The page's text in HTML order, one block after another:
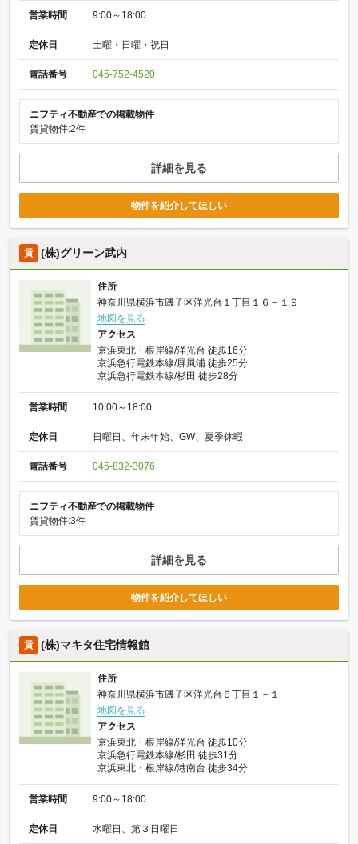
営業時間 9:00～18:00
定休日 土曜・日曜・祝日
電話番号 045-752-4520
ニフティ不動産での掲載物件
賃貸物件:2件
詳細を見る
物件を紹介してほしい
賃 (株)グリーン武内
住所
神奈川県横浜市磯子区洋光台１丁目１６－１９
地図を見る
アクセス
京浜東北・根岸線/洋光台 徒歩16分
京浜急行電鉄本線/屏風浦 徒歩25分
京浜急行電鉄本線/杉田 徒歩28分
営業時間 10:00～18:00
定休日 日曜日、年末年始、GW、夏季休暇
電話番号 045-832-3076
ニフティ不動産での掲載物件
賃貸物件:3件
詳細を見る
物件を紹介してほしい
賃 (株)マキタ住宅情報館
住所
神奈川県横浜市磯子区洋光台６丁目１－１
地図を見る
アクセス
京浜東北・根岸線/洋光台 徒歩10分
京浜急行電鉄本線/杉田 徒歩31分
京浜東北・根岸線/港南台 徒歩34分
営業時間 9:00～18:00
定休日 水曜日、第３日曜日